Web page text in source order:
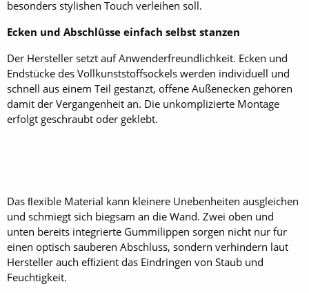
besonders stylishen Touch verleihen soll.
Ecken und Abschlüsse einfach selbst stanzen
Der Hersteller setzt auf Anwenderfreundlichkeit. Ecken und
Endstücke des Vollkunststoffsockels werden individuell und
schnell aus einem Teil gestanzt, offene Außenecken gehören
damit der Vergangenheit an. Die unkomplizierte Montage
erfolgt geschraubt oder geklebt.
Das ﬂexible Material kann kleinere Unebenheiten ausgleichen
und schmiegt sich biegsam an die Wand. Zwei oben und
unten bereits integrierte Gummilippen sorgen nicht nur für
einen optisch sauberen Abschluss, sondern verhindern laut
Hersteller auch efﬁzient das Eindringen von Staub und
Feuchtigkeit.